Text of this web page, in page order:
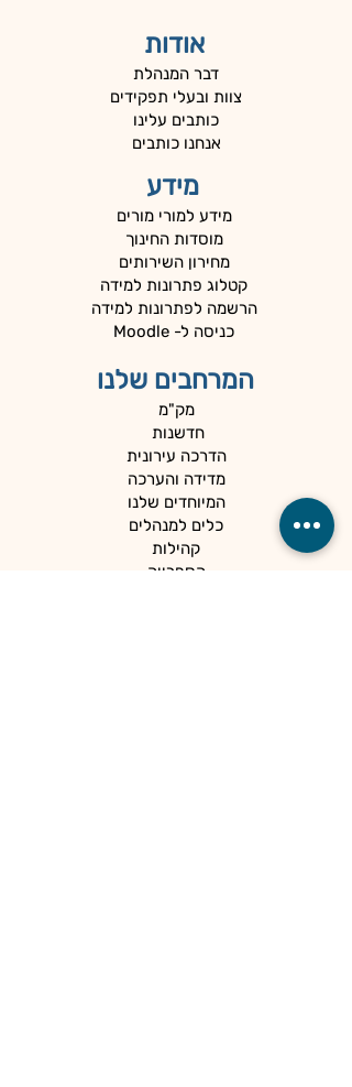
אודות
דבר המנהלת
צוות ובעלי תפקידים
כותבים עלינו
אנחנו כותבים
מידע
מידע למורי מורים
מוסדות החינוך
מחירון השירותים
קטלוג פתרונות למידה
הרשמה לפתרונות למידה
כניסה ל- Moodle
המרחבים שלנו
מק"מ
חדשנות
הדרכה עירונית
מדידה והערכה
המיוחדים שלנו
כלים למנהלים
קהילות
הספרייה